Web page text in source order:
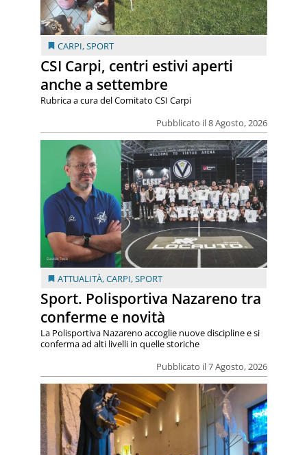
CARPI,SPORT
CSI Carpi, centri estivi aperti
anche a settembre
Pubblicato il 8 Agosto, 2026
Rubrica a cura del Comitato CSI Carpi
ATTUALITÀ,CARPI,SPORT
Sport. Polisportiva Nazareno tra
conferme e novità
Pubblicato il 7 Agosto, 2026
La Polisportiva Nazareno accoglie nuove discipline e si
conferma ad alti livelli in quelle storiche